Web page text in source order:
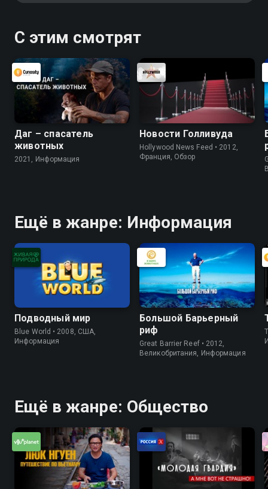
С этим смотрят
Даг – спасатель
животных
2021, Информация
Новости Голливуда
Hollywood News Feed • 2012,
Франция, Обзор
Ещё в жанре: Информация
Подводный мир
Blue World • 2008, США,
Информация
Большой Барьерный
риф
Great Barrier Reef • 2012,
Великобритания, Информация
Ещё в жанре: Общество